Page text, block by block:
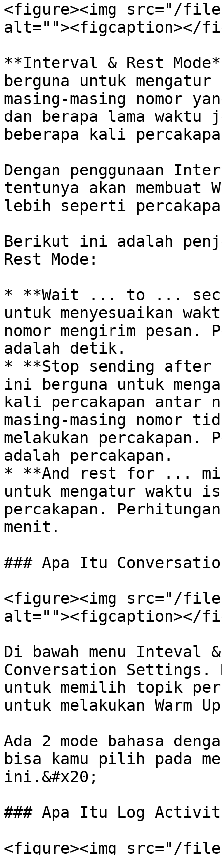
<figure><img src="/files/
alt=""><figcaption></
**Interval & Rest
berguna untuk
masing-masing nomor
dan berapa lama waktu
beberapa kali
Dengan penggunaan
tentunya akan
lebih seperti
Berikut ini adalah
Rest Mode:
* **Wait ... to ...
untuk menyesuaikan
nomor mengirim
adalah detik.
* **Stop sending
ini berguna untuk
kali percakapan antar
masing-masing nomor
melakukan
adalah percakapan.
* **And rest for ...
untuk mengatur waktu
percakapan.
menit.
### Apa Itu
<figure><img src="/files/
alt=""><figcaption></
Di bawah menu Inteval
Conversation Settings.
untuk memilih topik
untuk melakukan Warm
Ada 2 mode bahasa
bisa kamu pilih pada
ini.&#x20;
### Apa Itu Log
<figure><img src="/files/